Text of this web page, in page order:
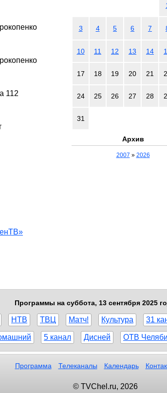
112
3 4 5 6 7
10 11 12 13 14
17 18 19 20 21
24 25 26 27 28
31
Архив
2007 » 2026
Программы на суббота, 13 сентября 2025
НТВ ТВЦ Матч! Культура 31
5 канал Дисней ОТВ
Программа Телеканалы Календарь
© TVChel.ru, 2026